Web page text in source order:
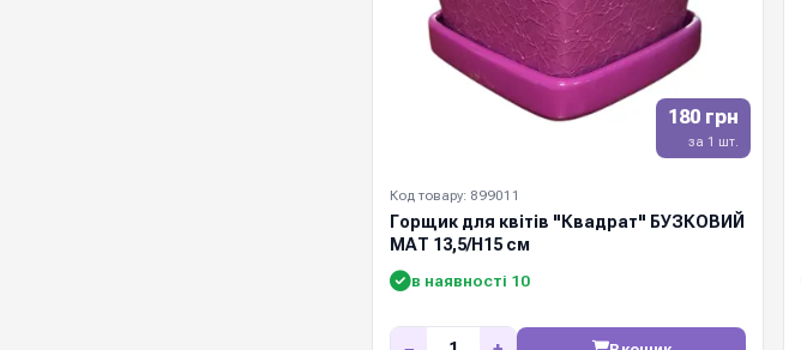
180 грн
за 1 шт.
Код товару: 899011
Горщик для квітів "Квадрат" БУЗКОВИЙ
МАТ 13,5/Н15 см
в наявності 10